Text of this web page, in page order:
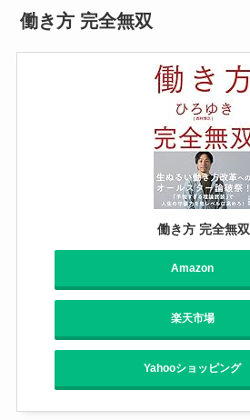
働き方 完全無双
働き方 完全無双
Amazon
楽天市場
Yahooショッピング